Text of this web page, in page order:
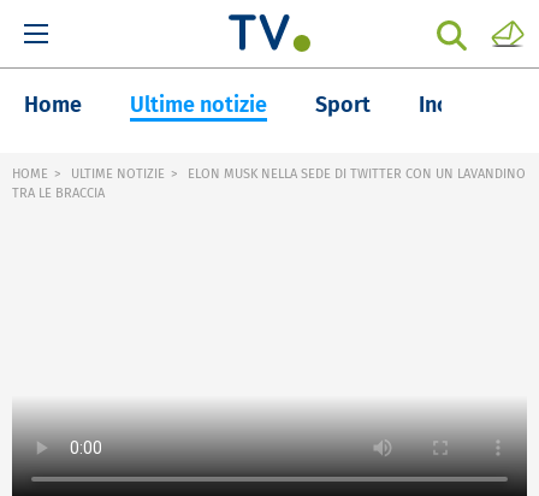
Home Ultime notizie Sport Inchieste
HOME ULTIME NOTIZIE
ELON MUSK NELLA SEDE DI TWITTER CON UN LAVANDINO
TRA LE BRACCIA